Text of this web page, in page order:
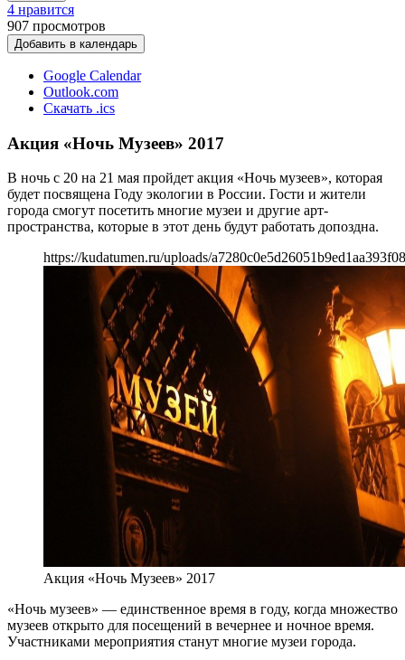
4 нравится
907 просмотров
Добавить в календарь
Google Calendar
Outlook.com
Скачать .ics
Акция «Ночь Музеев» 2017
В ночь с 20 на 21 мая пройдет акция «Ночь музеев», которая
будет посвящена Году экологии в России. Гости и жители
города смогут посетить многие музеи и другие арт-
пространства, которые в этот день будут работать допоздна.
https://kudatumen.ru/uploads/
Акция «Ночь Музеев» 2017
«Ночь музеев» — единственное время в году, когда множество
музеев открыто для посещений в вечернее и ночное время.
Участниками мероприятия станут многие музеи города.